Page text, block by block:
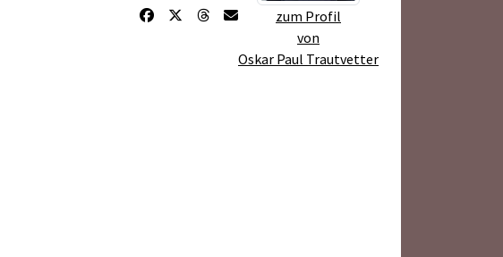
zum Profil
von
Oskar Paul Trautvetter